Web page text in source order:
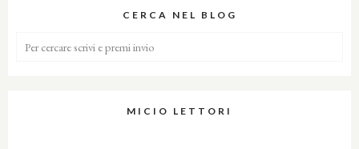
CERCA NEL BLOG
MICIO LETTORI